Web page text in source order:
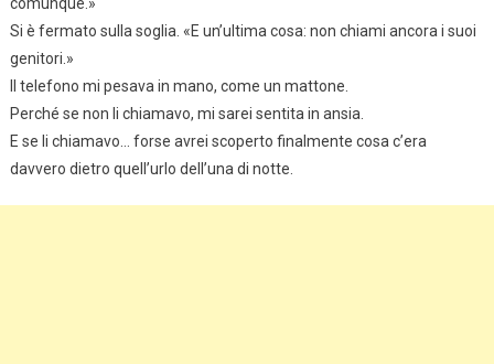
comunque.»
Si è fermato sulla soglia. «E un’ultima cosa: non chiami ancora i suoi
genitori.»
Il telefono mi pesava in mano, come un mattone.
Perché se non li chiamavo, mi sarei sentita in ansia.
E se li chiamavo… forse avrei scoperto finalmente cosa c’era
davvero dietro quell’urlo dell’una di notte.